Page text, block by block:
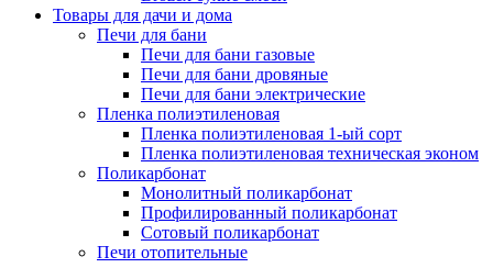
Товары для дачи и дома
Печи для бани
Печи для бани газовые
Печи для бани дровяные
Печи для бани электрические
Пленка полиэтиленовая
Пленка полиэтиленовая 1-ый сорт
Пленка полиэтиленовая техническая эконом
Поликарбонат
Монолитный поликарбонат
Профилированный поликарбонат
Сотовый поликарбонат
Печи отопительные